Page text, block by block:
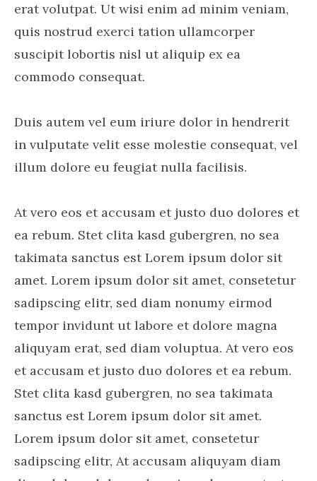
erat volutpat. Ut wisi enim ad minim veniam,
quis nostrud exerci tation ullamcorper
suscipit lobortis nisl ut aliquip ex ea
commodo consequat.
Duis autem vel eum iriure dolor in hendrerit
in vulputate velit esse molestie consequat, vel
illum dolore eu feugiat nulla facilisis.
At vero eos et accusam et justo duo dolores et
ea rebum. Stet clita kasd gubergren, no sea
takimata sanctus est Lorem ipsum dolor sit
amet. Lorem ipsum dolor sit amet, consetetur
sadipscing elitr, sed diam nonumy eirmod
tempor invidunt ut labore et dolore magna
aliquyam erat, sed diam voluptua. At vero eos
et accusam et justo duo dolores et ea rebum.
Stet clita kasd gubergren, no sea takimata
sanctus est Lorem ipsum dolor sit amet.
Lorem ipsum dolor sit amet, consetetur
sadipscing elitr, At accusam aliquyam diam